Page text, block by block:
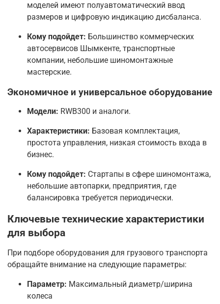
моделей имеют полуавтоматический ввод
размеров и цифровую индикацию дисбаланса.
Кому подойдет: Большинство коммерческих
автосервисов Шымкенте, транспортные
компании, небольшие шиномонтажные
мастерские.
Экономичное и универсальное оборудование
Модели: RWB300 и аналоги.
Характеристики: Базовая комплектация,
простота управления, низкая стоимость входа в
бизнес.
Кому подойдет: Стартапы в сфере шиномонтажа,
небольшие автопарки, предприятия, где
балансировка требуется периодически.
Ключевые технические характеристики
для выбора
При подборе оборудования для грузового транспорта
обращайте внимание на следующие параметры:
Параметр: Максимальный диаметр/ширина
колеса